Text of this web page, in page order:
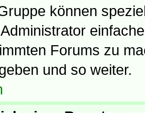
können
Forums zu
und so weiter.